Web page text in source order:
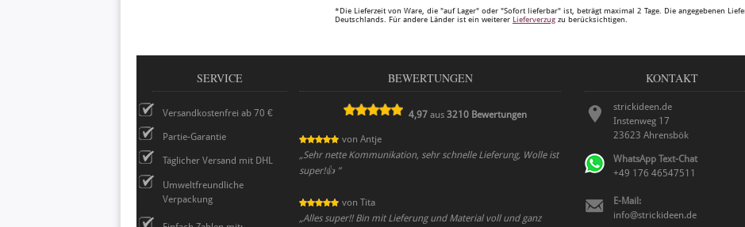
*Die Lieferzeit von Ware, die "auf Lager" oder "Sofort lieferbar" ist, beträgt maximal 2 Tage. Die angegebenen
Deutschlands. Für andere Länder ist ein weiterer Lieferverzug zu berücksichtigen.
SERVICE
Versandkostenfrei ab 70 €
Partie-Garantie
Täglicher Versand mit DHL
Umweltfreundliche
Verpackung
BEWERTUNGEN
4,97 aus3210 Bewertungen
von Antje
„Sehr nette Kommunikation, sehr schnelle Lieferung, Wolle ist
super!👍 ”
von Tita
„Alles super!! Bin mit Lieferung und Material voll und ganz
KONTAKT
strickideen.de
Instenweg 17
23623 Ahrensbök
WhatsApp Text-Chat
+49 176 46547511
E-Mail:
info@strickideen.de